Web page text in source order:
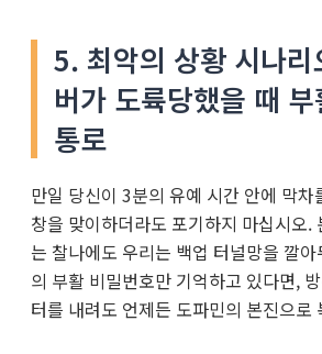
5. 최악의 상황 시나리
버가 도륙당했을 때
통로
만일 당신이 3분의 유예 시간 안에 막차
창을 맞이하더라도 포기하지 마십시오.
는 찰나에도 우리는 백업 터널망을 깔
의 부활 비밀번호만 기억하고 있다면,
터를 내려도 언제든 도파민의 본진으로